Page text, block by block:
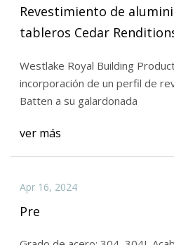
Revestimiento de
tableros Cedar
Westlake Royal Building
incorporación de un perfil de
Batten a su galardonada
ver más
Apr 16, 2024
Pre